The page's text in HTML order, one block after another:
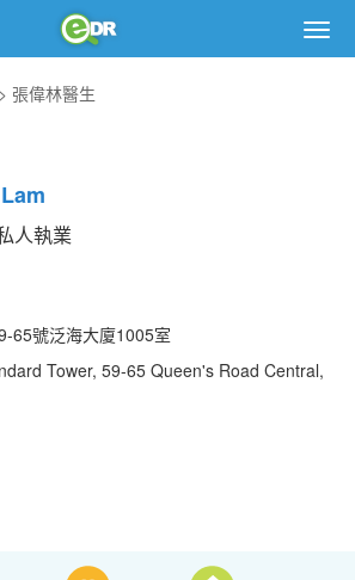
張偉林醫生
人執業
65號泛海大廈1005室
Tower, 59-65 Queen's Road Central,